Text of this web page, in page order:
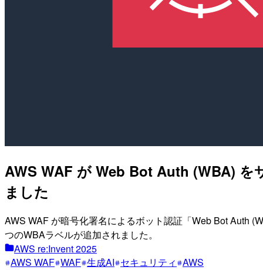
AWS WAF が Web Bot Auth (WBA) を
ました
AWS WAF が暗号化署名によるボット認証「Web Bot Auth
つのWBAラベルが追加されました。
AWS re:Invent 2025
AWS WAF WAF 生成AI セキュリティ AWS